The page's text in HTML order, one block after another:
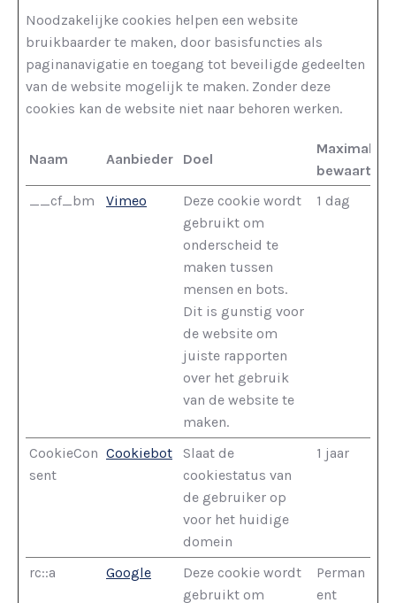
Noodzakelijke cookies helpen een website
bruikbaarder te maken, door basisfuncties als
paginanavigatie en toegang tot beveiligde gedeelten
van de website mogelijk te maken. Zonder deze
cookies kan de website niet naar behoren werken.
Naam Aanbieder Doel
Maximale
__cf_bm
Vimeo
Deze cookie wordt
gebruikt om
onderscheid te
maken tussen
mensen en bots.
Dit is gunstig voor
de website om
juiste rapporten
over het gebruik
van de website te
maken.
1 dag
CookieCon
sent
Cookiebot
Slaat de
cookiestatus van
de gebruiker op
voor het huidige
domein
1 jaar
rc::a Google
Deze cookie wordt
gebruikt om
Perman
ent